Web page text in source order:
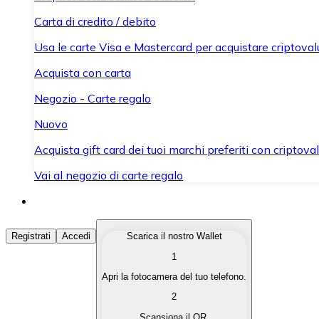
Carta di credito / debito
Usa le carte Visa e Mastercard per acquistare
Acquista con carta
Negozio - Carte regalo
Nuovo
Acquista gift card dei tuoi marchi preferiti con
Vai al negozio di carte regalo
Acquista Criptovalute
Acquista le criptovalute che ti interessano in modo
Converti le tue criptovalute in valuta fiat quando ne hai
Registrati Accedi
Scarica il nostro Wallet
1
Apri la fotocamera del tuo telefono.
2